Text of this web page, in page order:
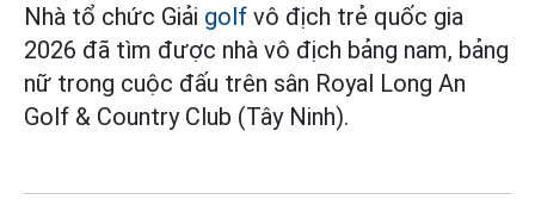
Nhà tổ chức Giải golf vô địch trẻ quốc gia
2026 đã tìm được nhà vô địch bảng nam, bảng
nữ trong cuộc đấu trên sân Royal Long An
Golf & Country Club (Tây Ninh).